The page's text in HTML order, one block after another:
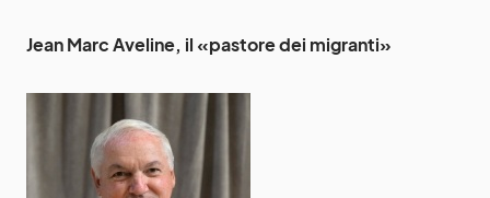
Jean Marc Aveline, il «pastore dei migranti»